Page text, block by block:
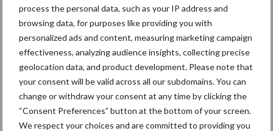
process the personal data, such as your IP address and
browsing data, for purposes like providing you with
personalized ads and content, measuring marketing campaign
effectiveness, analyzing audience insights, collecting precise
geolocation data, and product development. Please note that
your consent will be valid across all our subdomains. You can
change or withdraw your consent at any time by clicking the
“Consent Preferences” button at the bottom of your screen.
We respect your choices and are committed to providing you
Primaire
Sidebar
Recent nieuws Partner nieuws
8 jan
Belastingdienst publiceert
Landelijke Landbouwnormen 2025
Toon meer